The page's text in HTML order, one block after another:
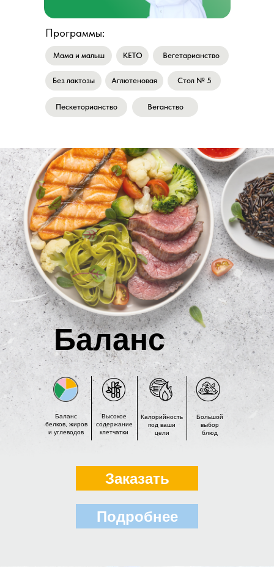
Программы:
Мама и малыш КEТО Вегетарианство
Без лактозы Аглютеновая Стол № 5
Пескеторианство Веганство
Баланс
Высокое
содержание
клетчатки
Калорийность
под ваши
цели
Большой
выбор
блюд
Баланс
белков, жиров
и углеводов
Заказать
Подробнее